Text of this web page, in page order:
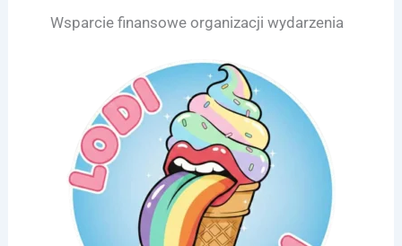
Wsparcie finansowe organizacji wydarzenia